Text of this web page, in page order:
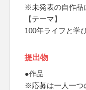
※未発表の自作品
【テーマ】
100年ライフと学
提出物
●作品
※応募は一人一つ